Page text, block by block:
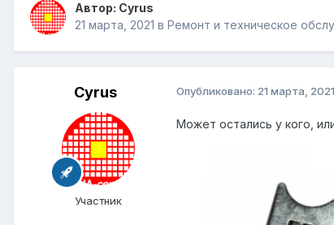
Автор: Cyrus
21 марта, 2021 в Ремонт и техническое
Cyrus
Участник
Опубликовано: 21 марта, 2021
Может остались у кого,